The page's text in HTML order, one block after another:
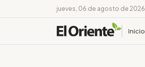
jueves, 06 de agosto de 2026
Inicio